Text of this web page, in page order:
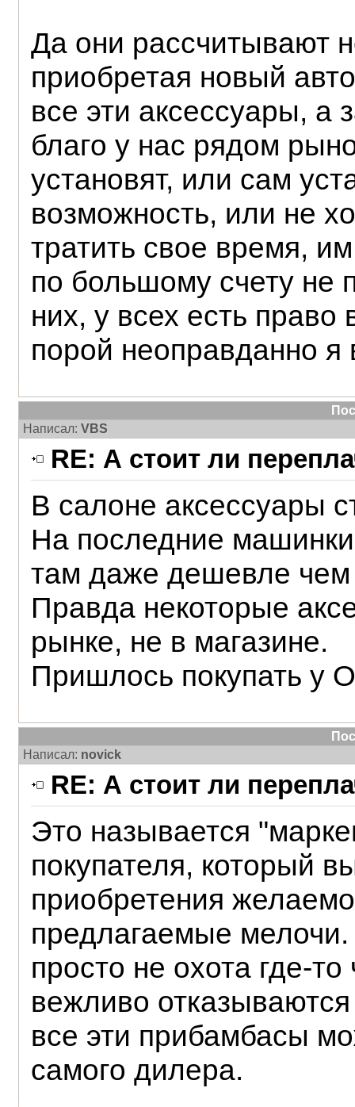
Да они рассчитывают
приобретая новый
все эти аксессуары, а
благо у нас рядом
установят, или сам
возможность, или не
тратить свое время,
по большому счету не
них, у всех есть
порой неоправданно я
Написал: VBS
RE: А стоит ли
В салоне аксессуары
На последние машинки
там даже дешевле чем
Правда некоторые
рынке, не в магазине.
Пришлось покупать у
Написал: novick
RE: А стоит ли
Это называется
покупателя, который
приобретения
предлагаемые
просто не охота где-
вежливо
все эти прибамбасы
самого дилера.